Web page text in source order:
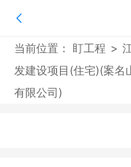
当前位置： 盯工程 >
发建设项目(住宅)(案名
有限公司)